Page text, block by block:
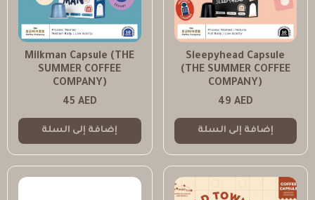
Sleepyhead Capsule
(THE SUMMER COFFEE
COMPANY)
49 AED
إضافة إلى السلة
Milkman Capsule (THE
SUMMER COFFEE
COMPANY)
45 AED
إضافة إلى السلة